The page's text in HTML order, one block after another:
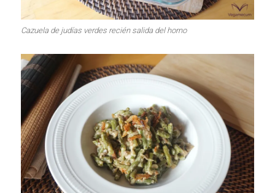
Cazuela de judías verdes recién salida del horno